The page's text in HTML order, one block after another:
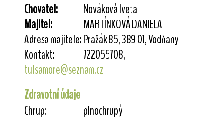
Chovatel:
Nováková Iveta
Majitel:
MARTÍNKOVÁ DANIELA
Adresa majitele:Pražák 85, 389 01, Vodňany
Kontakt:
722055708,
tulsamore@seznam.cz
Zdravotní údaje
Chrup:
plnochrupý